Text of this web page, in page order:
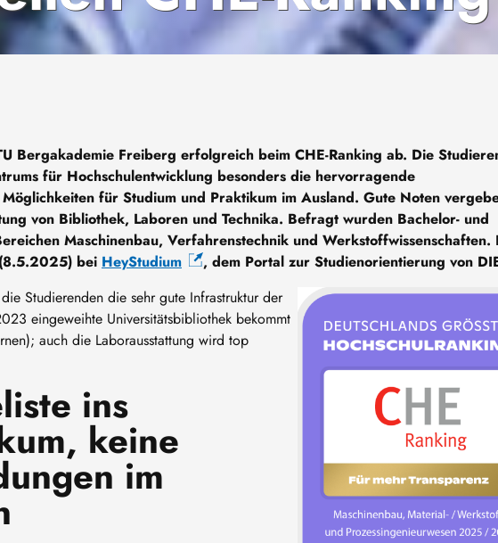
Bergakademie Freiberg erfolgreich beim CHE-Ranking ab. Die
für Hochschulentwicklung besonders die hervorragende
für Studium und Praktikum im Ausland. Gute Noten
von Bibliothek, Laboren und Technika. Befragt wurden Bachelor- und
Maschinenbau, Verfahrenstechnik und Werkstoffwissenschaften.
bei HeyStudium
, dem Portal zur Studienorientierung von
Image
Studierenden die sehr gute Infrastruktur der
eingeweihte Universitätsbibliothek bekommt
auch die Laborausstattung wird top
ins
keine
im